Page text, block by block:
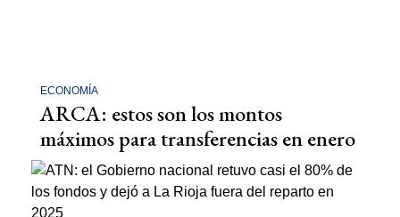
ECONOMÍA
ARCA: estos son los montos
máximos para transferencias en enero